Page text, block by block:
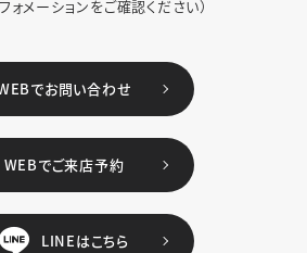
ォメーションをご確認ください）
でお問い合わせ
WEBでご来店予約
LINEはこちら